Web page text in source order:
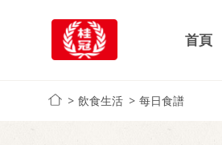
首頁
飲食生活 每日食譜